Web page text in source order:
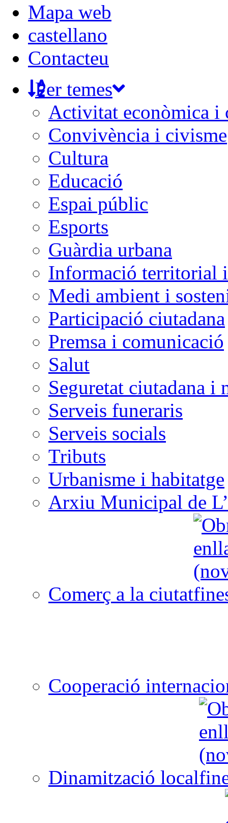
Mapa web
castellano
Contacteu
Per temes
Activitat econòmica i
Convivència i civisme
Cultura
Educació
Espai públic
Esports
Guàrdia urbana
Informació territorial
Medi ambient i
Participació ciutadana
Premsa i comunicació
Salut
Seguretat ciutadana i
Serveis funeraris
Serveis socials
Tributs
Urbanisme i habitatge
Arxiu Municipal de
Comerç a la ciutat
Cooperació
Dinamització local